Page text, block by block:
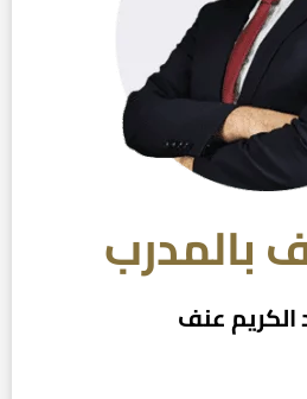
بالمدرب​
الكريم عنف